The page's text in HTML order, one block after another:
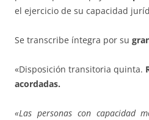
el ejercicio de su capacidad
Se transcribe íntegra por su
«Disposición transitoria quinta.
acordadas.
«Las personas con capacidad